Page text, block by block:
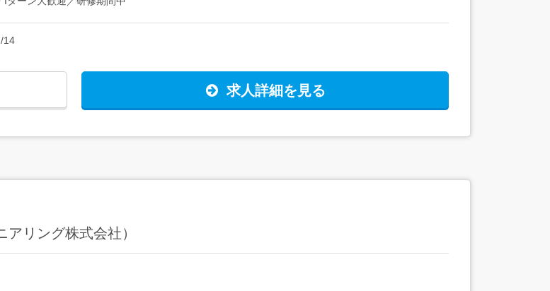
祝い金を支給していますの
額補助（地域別に上限あ
14
求人詳細を見る
リング株式会社）